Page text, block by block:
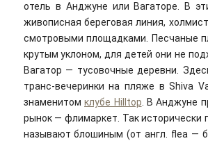
отель в Анджуне или Вагаторе. В
живописная береговая линия,
смотровыми площадками. Песчаные
крутым уклоном, для детей они не
Вагатор — тусовочные деревни.
транс-вечеринки на пляже в Shiva
знаменитомклубе Hilltop . В Анджуне
рынок — флимаркет. Так исторически
называют блошиным (от англ. flea —